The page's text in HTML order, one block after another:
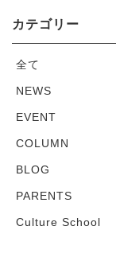
カテゴリー
全て
NEWS
EVENT
COLUMN
BLOG
PARENTS
Culture School